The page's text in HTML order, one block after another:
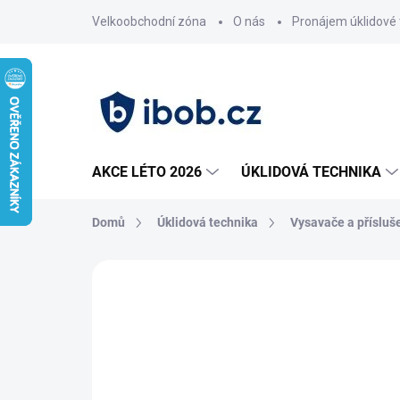
Velkoobchodní zóna O nás Pronájem
AKCE LÉTO 2026 ÚKLIDOVÁ TECHNIKA
Domů Úklidová technika Vysavače a